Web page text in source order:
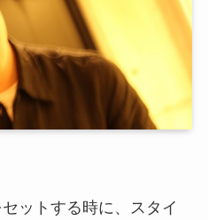
ットする時に、スタイ